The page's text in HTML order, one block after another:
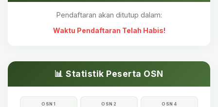
Pendaftaran akan ditutup dalam:
Waktu Pendaftaran Telah Habis!
📊 Statistik Peserta OSN
OSN 1 OSN 2 OSN 4